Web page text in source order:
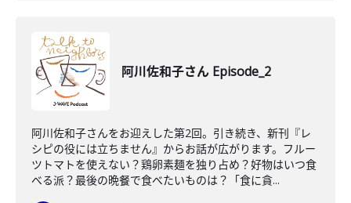
阿川佐和子さん Episode_2
阿川佐和子さんをお迎えした第2回。引き続き、新刊『レ
シピの役には立ちません』からお話が広がります。フルー
ツトマトを使えない？鶏卵素麺を独り占め？好物はいつ食
べる派？最後の晩餐で食べたいものは？「食に貪...